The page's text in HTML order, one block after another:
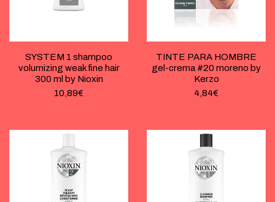
SYSTEM 1 shampoo
volumizing weak fine hair
300 ml by Nioxin
10,89€
TINTE PARA HOMBRE
gel-crema #20 moreno by
Kerzo
4,84€